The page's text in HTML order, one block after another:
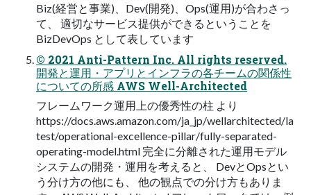
Biz(経営と事業)、Dev(開発)、Ops(運⽤)が合わさっ
て、 適切なサービス提供ができるということを
BizDevOps として表しています
© 2021 Anti-Pattern Inc. All rights reserved.
開発と運⽤・アプリとインフラの各チームの関係性
についての所感 AWS Well-Architected
フレームワーク運⽤上の優秀性の柱 より
https://docs.aws.amazon.com/ja_jp/wellarchitected/la
test/operational-excellence-pillar/fully-separated-
operating-model.html 完全に分離された運⽤モデル
システムの開発・運⽤を考えると、 DevとOpsとい
う分け⽅の他にも、 他の観点での分け⽅もありま